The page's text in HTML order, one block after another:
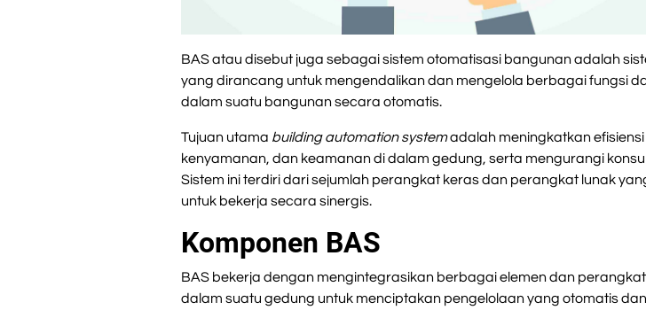
BAS atau disebut juga sebagai sistem otomatisasi bangunan adalah
yang dirancang untuk mengendalikan dan mengelola berbagai fungsi
dalam suatu bangunan secara otomatis.
Tujuan utama building automation systemadalah meningkatkan
kenyamanan, dan keamanan di dalam gedung, serta mengurangi
Sistem ini terdiri dari sejumlah perangkat keras dan perangkat lunak
untuk bekerja secara sinergis.
Komponen BAS
BAS bekerja dengan mengintegrasikan berbagai elemen dan
dalam suatu gedung untuk menciptakan pengelolaan yang otomatis dan